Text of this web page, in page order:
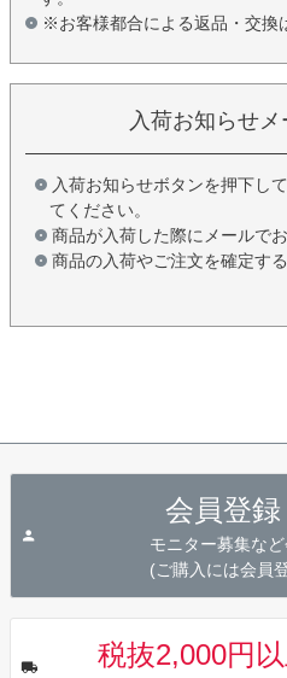
※お客様都合による返品・交換
入荷お知らせ
入荷お知らせボタンを押下し
てください。
商品が入荷した際にメールで
商品の入荷やご注文を確定す
会員登録
モニター募集な
(ご購入には会員
税抜2,000円